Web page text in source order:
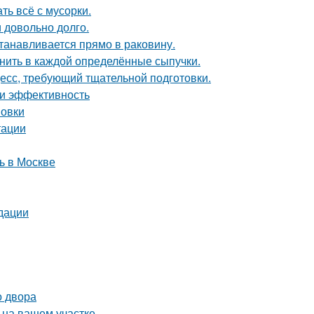
всё с мусорки.
долго.
прямо в раковину.
в каждой определённые сыпучки.
требующий тщательной подготовки.
эффективность
в Москве
двора